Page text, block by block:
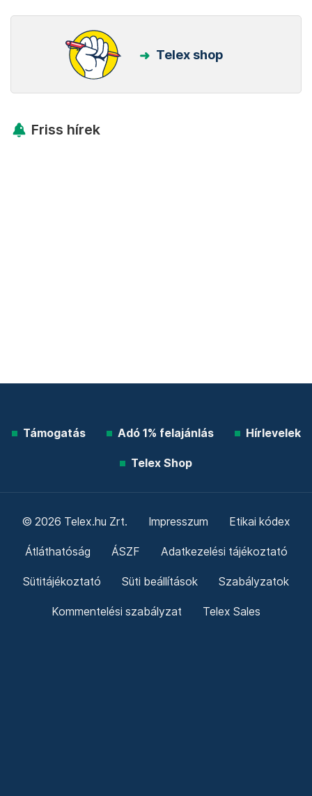
Telex shop
Friss hírek
Támogatás Adó 1% felajánlás Hírlevelek
Telex Shop
© 2026 Telex.hu Zrt. Impresszum Etikai kódex
Átláthatóság ÁSZF Adatkezelési tájékoztató
Sütitájékoztató Süti beállítások Szabályzatok
Kommentelési szabályzat Telex Sales